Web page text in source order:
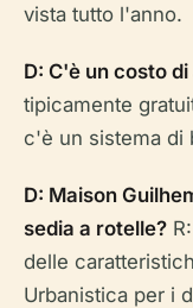
vista tutto l'anno.
D: C'è un costo
tipicamente
c'è un sistema di
D: Maison
sedia a rotelle?
delle
Urbanistica per i